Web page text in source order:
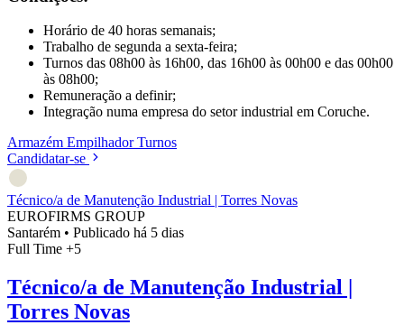
Horário de 40 horas semanais;
Trabalho de segunda a sexta-feira;
Turnos das 08h00 às 16h00, das 16h00 às 00h00 e das 00h00
às 08h00;
Remuneração a definir;
Integração numa empresa do setor industrial em Coruche.
Armazém EmpilhadorTurnos
Candidatar-se
Técnico/a de Manutenção Industrial | Torres Novas
EUROFIRMS GROUP
Santarém • Publicado há 5 dias
Full Time +5
Técnico/a de Manutenção Industrial |
Torres Novas